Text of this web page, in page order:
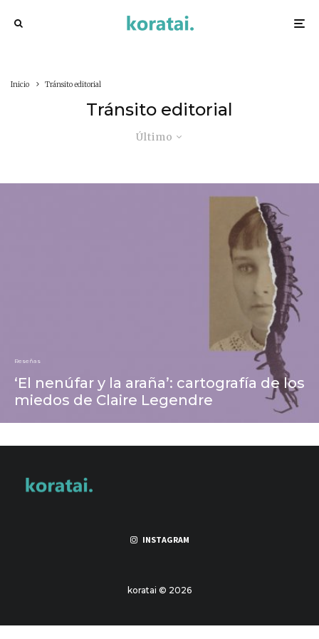
Inicio Tránsito editorial
Tránsito editorial
Último
Reseñas
‘El nenúfar y la araña’: cartografía de los
miedos de Claire Legendre
INSTAGRAM
koratai © 2026